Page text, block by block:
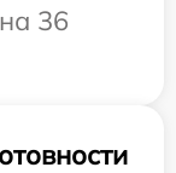
36